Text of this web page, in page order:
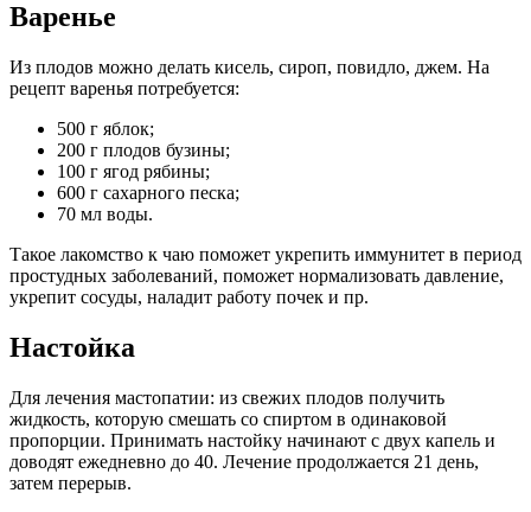
Варенье
Из плодов можно делать кисель, сироп, повидло, джем. На
рецепт варенья потребуется:
500 г яблок;
200 г плодов бузины;
100 г ягод рябины;
600 г сахарного песка;
70 мл воды.
Такое лакомство к чаю поможет укрепить иммунитет в период
простудных заболеваний, поможет нормализовать давление,
укрепит сосуды, наладит работу почек и пр.
Настойка
Для лечения мастопатии: из свежих плодов получить
жидкость, которую смешать со спиртом в одинаковой
пропорции. Принимать настойку начинают с двух капель и
доводят ежедневно до 40. Лечение продолжается 21 день,
затем перерыв.